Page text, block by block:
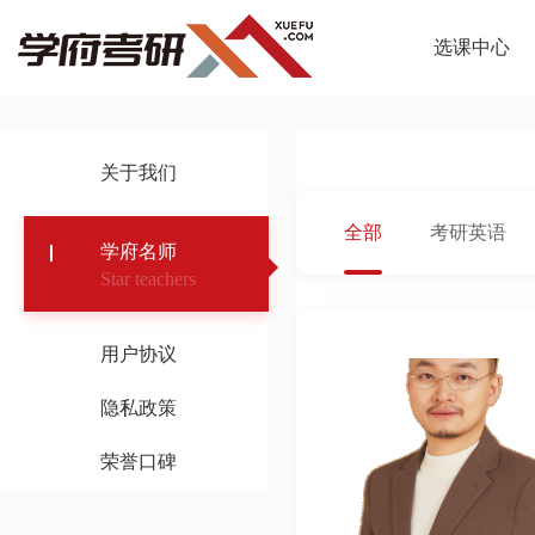
选课中心
关于我们
学府名师
Star teachers
用户协议
隐私政策
荣誉口碑
全部 考研英语